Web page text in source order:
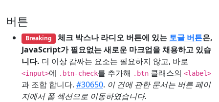
버튼
Breaking 체크 박스나 라디오 버튼에 있는 토글 버튼은,
JavaScript가 필요없는 새로운 마크업을 채용하고 있습
니다. 더 이상 감싸는 요소는 필요하지 않고, 바로
<input>에 .btn-check를 추가해 .btn 클래스의 <label>
과 조합 합니다. #30650. 이 건에 관한 문서는 버튼 페이
지에서 폼 섹션으로 이동하였습니다.